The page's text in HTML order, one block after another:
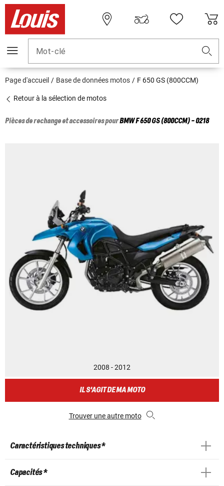
Mot-clé
Page d'accueil Base de données motos F 650 GS (800CCM)
Retour à la sélection de motos
Pièces de rechange et accessoires pourBMWF 650 GS (800CCM) - 0218
2008 - 2012
IL S'AGIT DE MA MOTO
Trouver une autre moto
Caractéristiques techniques *
Capacités *